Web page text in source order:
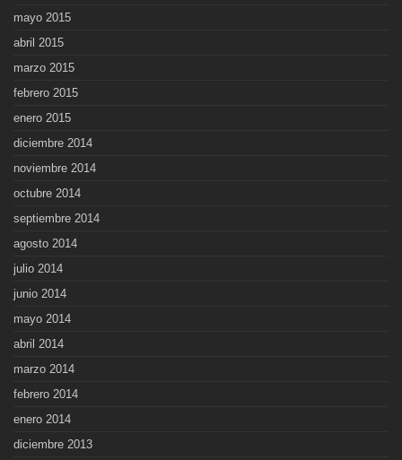
mayo 2015
abril 2015
marzo 2015
febrero 2015
enero 2015
diciembre 2014
noviembre 2014
octubre 2014
septiembre 2014
agosto 2014
julio 2014
junio 2014
mayo 2014
abril 2014
marzo 2014
febrero 2014
enero 2014
diciembre 2013